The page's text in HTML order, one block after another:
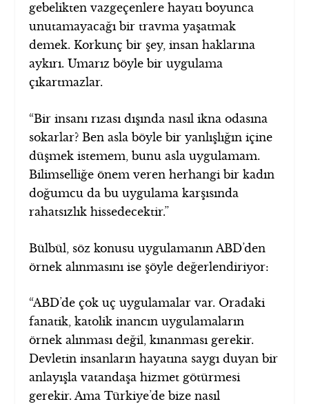
gebelikten vazgeçenlere hayatı boyunca
unutamayacağı bir travma yaşatmak
demek. Korkunç bir şey, insan haklarına
aykırı. Umarız böyle bir uygulama
çıkartmazlar.
“Bir insanı rızası dışında nasıl ikna odasına
sokarlar? Ben asla böyle bir yanlışlığın içine
düşmek istemem, bunu asla uygulamam.
Bilimselliğe önem veren herhangi bir kadın
doğumcu da bu uygulama karşısında
rahatsızlık hissedecektir.”
Bülbül, söz konusu uygulamanın ABD’den
örnek alınmasını ise şöyle değerlendiriyor:
“ABD’de çok uç uygulamalar var. Oradaki
fanatik, katolik inancın uygulamaların
örnek alınması değil, kınanması gerekir.
Devletin insanların hayatına saygı duyan bir
anlayışla vatandaşa hizmet götürmesi
gerekir. Ama Türkiye’de bize nasıl